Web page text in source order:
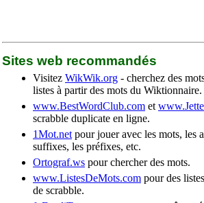
Sites web recommandés
Visitez WikWik.org - cherchez des
listes à partir des mots du Wiktionnaire.
www.BestWordClub.com et
scrabble duplicate en ligne.
1Mot.net pour jouer avec les mots, les
suffixes, les préfixes, etc.
Ortograf.ws pour chercher des mots.
www.ListesDeMots.com pour des
de scrabble.